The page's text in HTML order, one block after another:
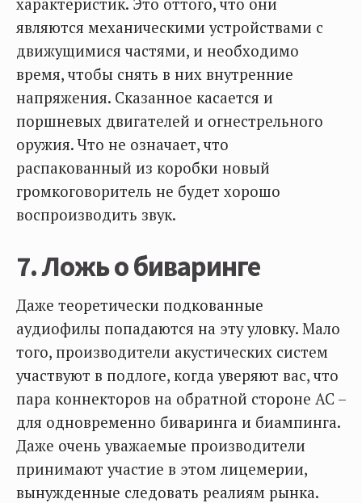
характеристик. Это оттого, что они
являются механическими устройствами с
движущимися частями, и необходимо
время, чтобы снять в них внутренние
напряжения. Сказанное касается и
поршневых двигателей и огнестрельного
оружия. Что не означает, что
распакованный из коробки новый
громкоговоритель не будет хорошо
воспроизводить звук.
7. Ложь о биваринге
Даже теоретически подкованные
аудиофилы попадаются на эту уловку. Мало
того, производители акустических систем
участвуют в подлоге, когда уверяют вас, что
пара коннекторов на обратной стороне АС –
для одновременно биваринга и биампинга.
Даже очень уважаемые производители
принимают участие в этом лицемерии,
вынужденные следовать реалиям рынка.